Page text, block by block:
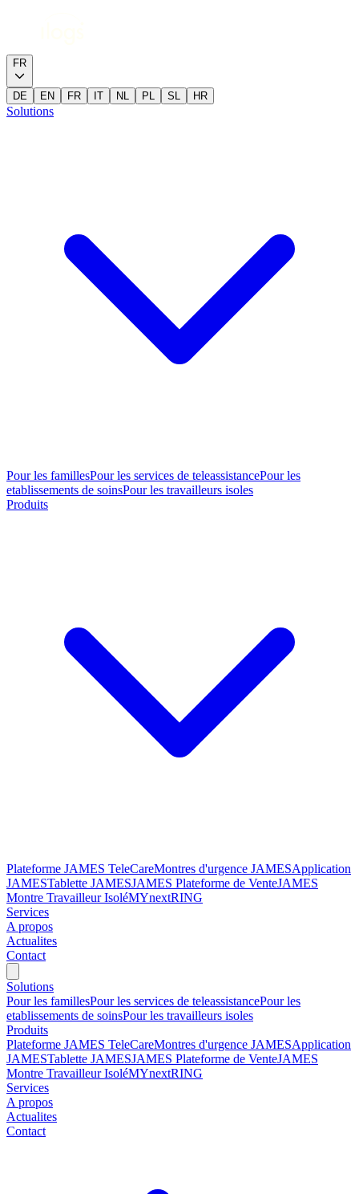
FR
DE EN FR IT NL PL SL HR
Solutions
Pour les famillesPour les services de teleassistancePour les
etablissements de soinsPour les travailleurs isoles
Produits
Plateforme JAMES TeleCareMontres d'urgence JAMESApplication
JAMESTablette JAMESJAMES Plateforme de VenteJAMES
Montre Travailleur IsoléMYnextRING
Services
A propos
Actualites
Contact
Solutions
Pour les famillesPour les services de teleassistancePour les
etablissements de soinsPour les travailleurs isoles
Produits
Plateforme JAMES TeleCareMontres d'urgence JAMESApplication
JAMESTablette JAMESJAMES Plateforme de VenteJAMES
Montre Travailleur IsoléMYnextRING
Services
A propos
Actualites
Contact